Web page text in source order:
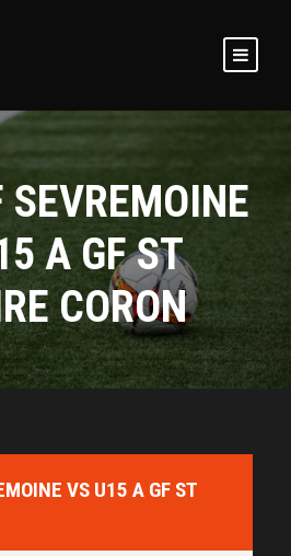
A GF ST
CORON
VS U15 A GF ST